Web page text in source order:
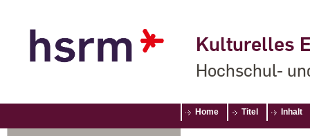
Kulturelles
Hochschul-
Home Titel Inhalt